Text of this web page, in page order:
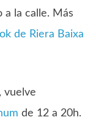
a la calle. Más
de Riera Baixa
, vuelve
de 12 a 20h.